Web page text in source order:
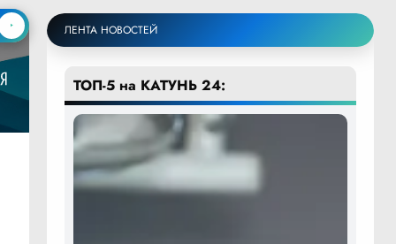
ЛЕНТА НОВОСТЕЙ
ТОП-5 на КАТУНЬ 24: